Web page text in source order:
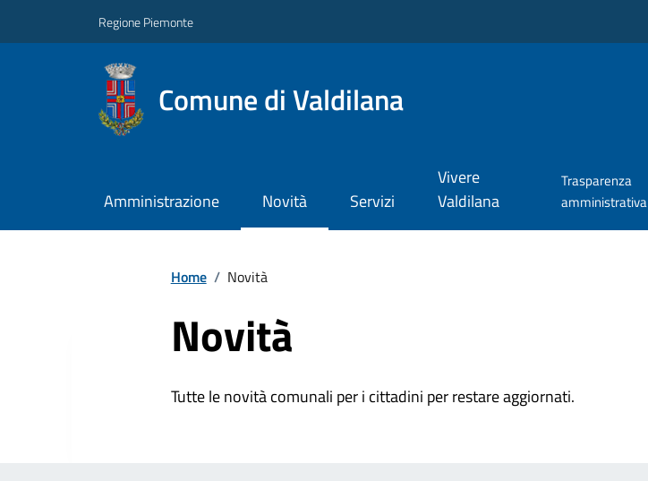
Regione Piemonte
Comune di Valdilana
Amministrazione Novità Servizi
Vivere
Valdilana
Trasparenza
amministrativa
Home / Novità
Novità
Tutte le novità comunali per i cittadini per restare aggiornati.